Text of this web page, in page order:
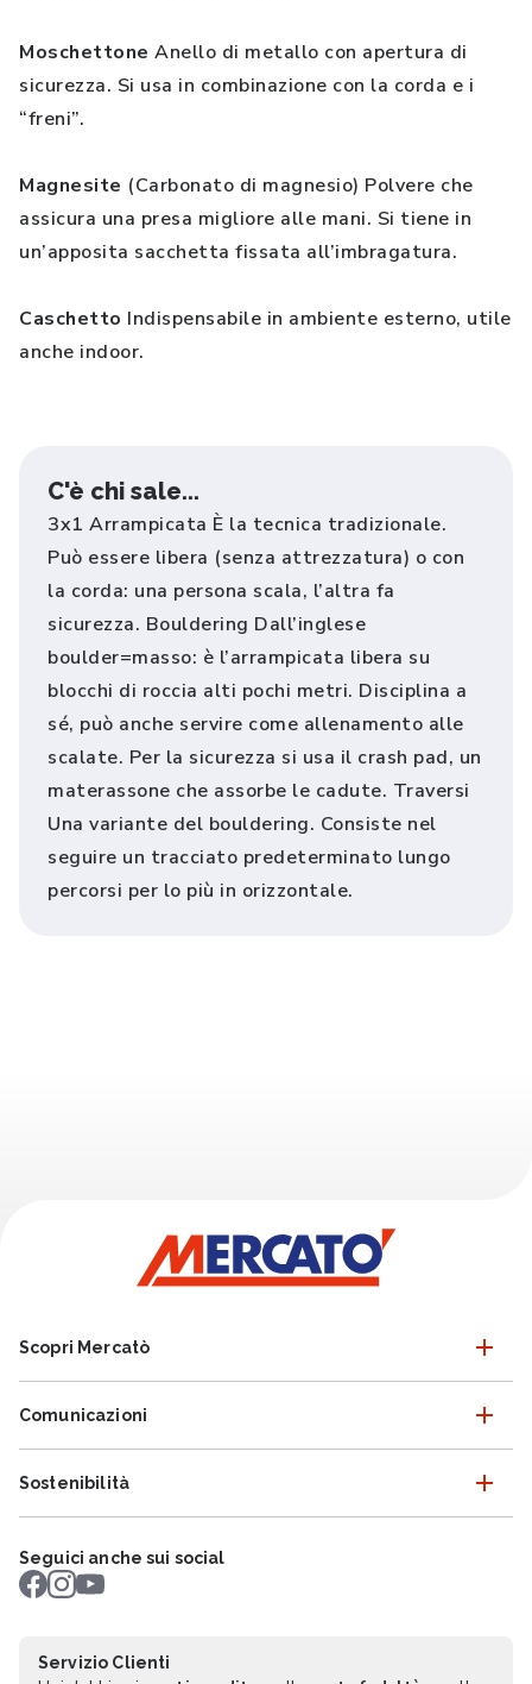
Moschettone Anello di metallo con apertura di
sicurezza. Si usa in combinazione con la corda e i
“freni”.
Magnesite (Carbonato di magnesio) Polvere che
assicura una presa migliore alle mani. Si tiene in
un’apposita sacchetta fissata all’imbragatura.
Caschetto Indispensabile in ambiente esterno, utile
anche indoor.
C'è chi sale...
3x1 Arrampicata È la tecnica tradizionale.
Può essere libera (senza attrezzatura) o con
la corda: una persona scala, l’altra fa
sicurezza. Bouldering Dall’inglese
boulder=masso: è l’arrampicata libera su
blocchi di roccia alti pochi metri. Disciplina a
sé, può anche servire come allenamento alle
scalate. Per la sicurezza si usa il crash pad, un
materassone che assorbe le cadute. Traversi
Una variante del bouldering. Consiste nel
seguire un tracciato predeterminato lungo
percorsi per lo più in orizzontale.
Scopri Mercatò
Comunicazioni
Sostenibilità
Seguici anche sui social
Servizio Clienti